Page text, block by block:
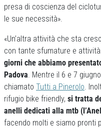
presa di coscienza del
le sue necessità».
«Un’altra attività che sta
con tante sfumature e attività.
giorni che abbiamo
Padova . Mentre il 6 e 7
chiamato Tutti a Pinerolo .
rifugio bike friendly, si tratta
anelli dedicati alla mtb
facendo molti e siamo pronti